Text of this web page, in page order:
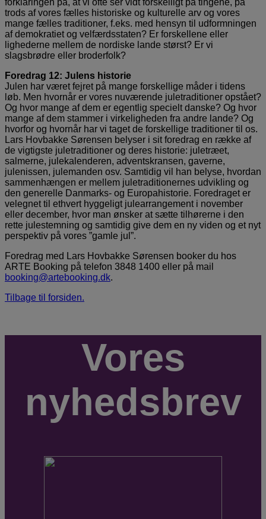
trods af vores fælles historiske og kulturelle arv og vores
mange fælles traditioner, f.eks. med hensyn til udformningen
af demokratiet og velfærdsstaten? Er forskellene eller
lighederne mellem de nordiske lande størst? Er vi
slagsbrødre eller broderfolk?
Foredrag 12: Julens historie
Julen har været fejret på mange forskellige måder i tidens
løb. Men hvornår er vores nuværende juletraditioner opstået?
Og hvor mange af dem er egentlig specielt danske? Og hvor
mange af dem stammer i virkeligheden fra andre lande? Og
hvorfor og hvornår har vi taget de forskellige traditioner til os.
Lars Hovbakke Sørensen belyser i sit foredrag en række af
de vigtigste juletraditioner og deres historie: juletræet,
salmerne, julekalenderen, adventskransen, gaverne,
julenissen, julemanden osv. Samtidig vil han belyse, hvordan
sammenhængen er mellem juletraditionernes udvikling og
den generelle Danmarks- og Europahistorie. Foredraget er
velegnet til ethvert hyggeligt julearrangement i november
eller december, hvor man ønsker at sætte tilhørerne i den
rette julestemning og samtidig give dem en ny viden og et nyt
perspektiv på vores ”gamle jul”.
Foredrag med Lars Hovbakke Sørensen booker du hos
ARTE Booking på telefon 3848 1400 eller på mail
booking@artebooking.dk.
Tilbage til forsiden.
Vores
nyhedsbrev